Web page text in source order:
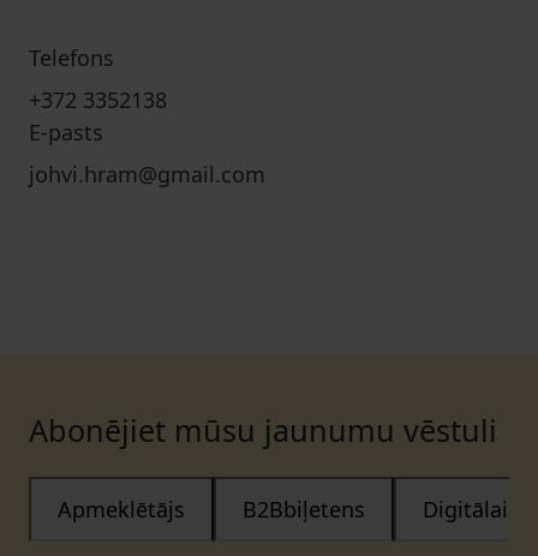
Telefons
+372 3352138
E-pasts
johvi.hram@gmail.com
Abonējiet mūsu jaunumu vēstuli
Apmeklētājs B2Bbiļetens Digitālais